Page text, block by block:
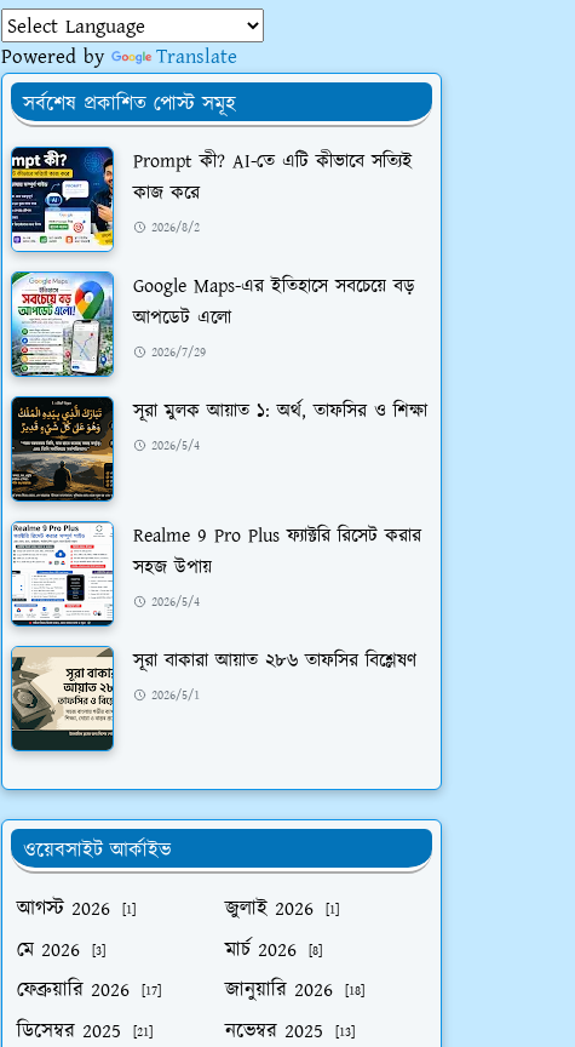
Powered by
Translate
সর্বশেষ প্রকাশিত পোস্ট সমূহ
Prompt কী? AI-তে এটি কীভাবে সত্যিই
কাজ করে
2026/8/2
Google Maps-এর ইতিহাসে সবচেয়ে বড়
আপডেট এলো
2026/7/29
সূরা মুলক আয়াত ১: অর্থ, তাফসির ও শিক্ষা
2026/5/4
Realme 9 Pro Plus ফ্যাক্টরি রিসেট করার
সহজ উপায়
2026/5/4
সূরা বাকারা আয়াত ২৮৬ তাফসির বিশ্লেষণ
2026/5/1
ওয়েবসাইট আর্কাইভ
আগস্ট 2026
[1] জুলাই 2026 [1]
মে 2026 [3] মার্চ 2026 [8]
ফেব্রুয়ারি 2026 [17] জানুয়ারি 2026 [18]
ডিসেম্বর 2025 [21] নভেম্বর 2025 [13]